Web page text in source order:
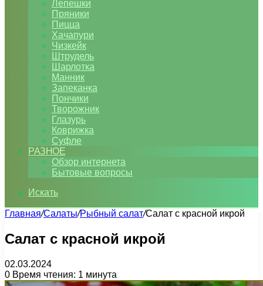
Лепешки
Пряники
Пицца
Хачапури
Чизкейк
Штрудель
Шарлотка
Манник
Запеканка
Пончики
Творожник
Глазурь
Коврижка
Суфле
РАЗНОЕ
Обзор интернета
Бытовые вопросы
Искать
Главная/Салаты/Рыбный салат/Салат с красной икрой
Салат с красной икрой
02.03.2024
0 Время чтения: 1 минута